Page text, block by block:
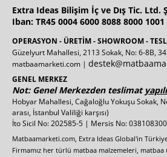
Extra Ideas Bilişim İç ve Dış Tic. Ltd.
Iban: TR45 0004 6000 8088 8000 1001
OPERASYON - ÜRETİM - SHOWROOM -
Güzelyurt Mahallesi, 2113 Sokak, No: 6-8B,
matbaamarketi.com |
GENEL MERKEZ
Not: Genel Merkezden teslimat
Hobyar Mahallesi, Cağaloğlu Yokuşu Sokak,
arası, İstanbul Valiliği karşısı)
İto Sicil No: 202585-5 | Mersis No:
Matbaamarketi.com, Extra Ideas Global'in
Firmamız her türlü matbaa malzemeleri,